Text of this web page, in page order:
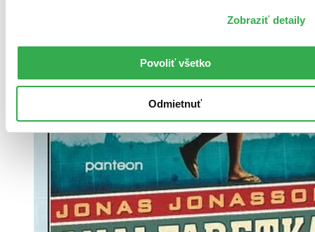
Zobraziť detaily
Povoliť všetko
Odmietnuť